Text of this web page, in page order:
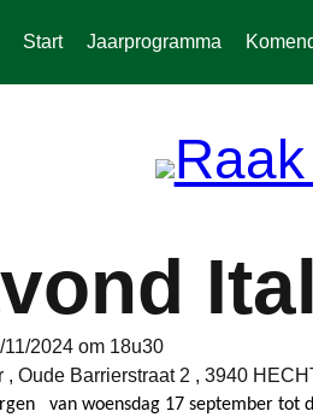
Start Jaarprogramma
11/2024 om 18u30
, Oude Barrierstraat 2 , 3940
van woensdag 17 september tot